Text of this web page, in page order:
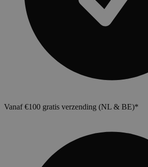
Vanaf €100 gratis verzending (NL & BE)*